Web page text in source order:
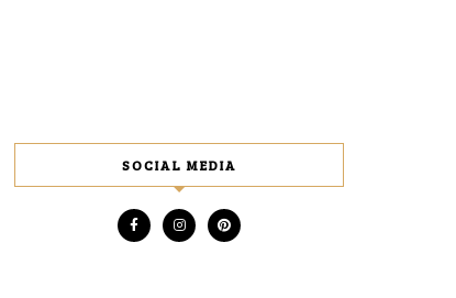
SOCIAL MEDIA